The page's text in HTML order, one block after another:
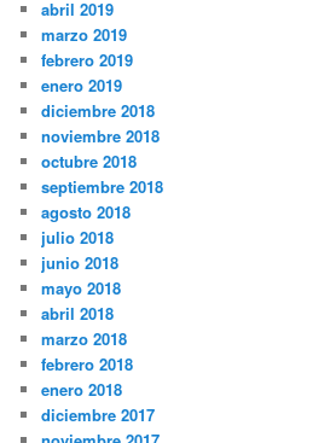
abril 2019
marzo 2019
febrero 2019
enero 2019
diciembre 2018
noviembre 2018
octubre 2018
septiembre 2018
agosto 2018
julio 2018
junio 2018
mayo 2018
abril 2018
marzo 2018
febrero 2018
enero 2018
diciembre 2017